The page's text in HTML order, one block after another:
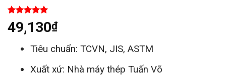
5.00trên 5
dựa trên
1
49,130₫
Tiêu chuẩn: TCVN, JIS, ASTM
Xuất xứ: Nhà máy thép Tuấn Võ